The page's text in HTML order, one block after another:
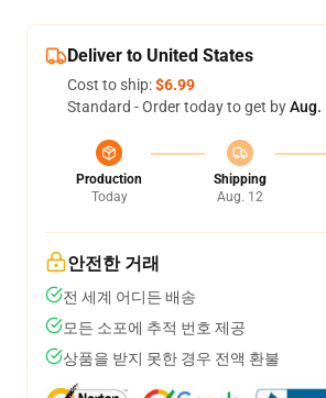
Deliver to United States
Cost to ship:$6.99
Standard - Order today to get byAug.
Production
Today
Shipping
Aug. 12
안전한 거래
전 세계 어디든 배송
모든 소포에 추적 번호 제공
상품을 받지 못한 경우 전액 환불